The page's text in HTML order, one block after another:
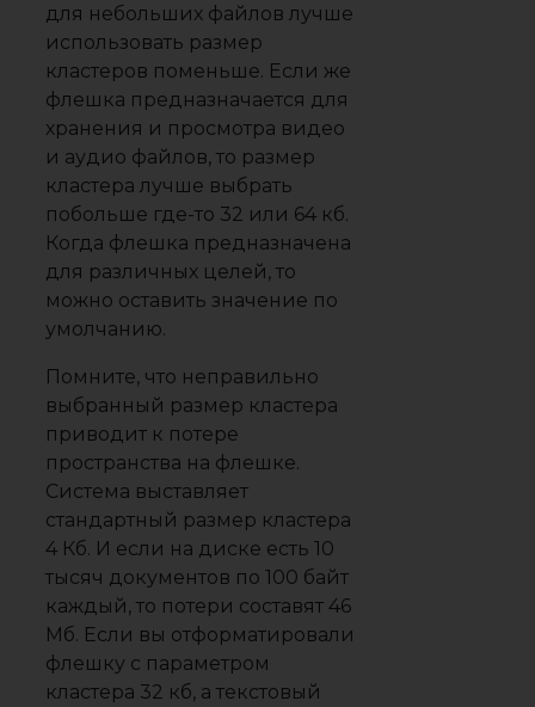
для небольших файлов лучше
использовать размер
кластеров поменьше. Если же
флешка предназначается для
хранения и просмотра видео
и аудио файлов, то размер
кластера лучше выбрать
побольше где-то 32 или 64 кб.
Когда флешка предназначена
для различных целей, то
можно оставить значение по
умолчанию.
Помните, что неправильно
выбранный размер кластера
приводит к потере
пространства на флешке.
Система выставляет
стандартный размер кластера
4 Кб. И если на диске есть 10
тысяч документов по 100 байт
каждый, то потери составят 46
Мб. Если вы отформатировали
флешку с параметром
кластера 32 кб, а текстовый